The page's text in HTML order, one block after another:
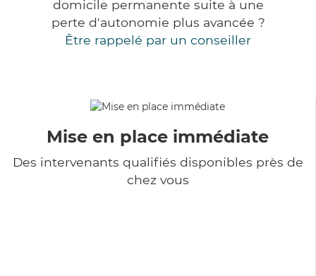
domicile permanente suite à une
perte d'autonomie plus avancée ?
Être rappelé par un conseiller
Mise en place immédiate
Des intervenants qualifiés disponibles près de
chez vous